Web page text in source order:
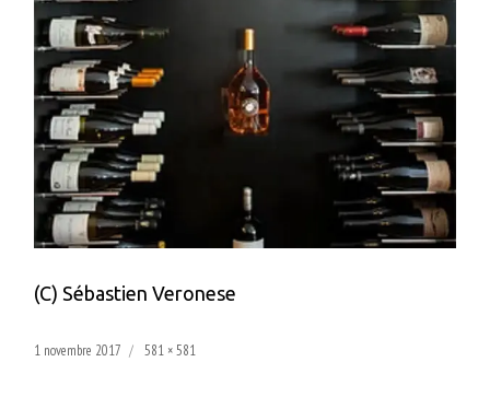
(C) Sébastien Veronese
Publié
1 novembre 2017
Taille
581 × 581